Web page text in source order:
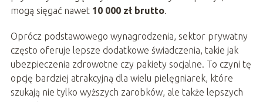
mogą sięgać nawet 10 000 zł brutto.
Oprócz podstawowego wynagrodzenia, sektor prywatny
często oferuje lepsze dodatkowe świadczenia, takie jak
ubezpieczenia zdrowotne czy pakiety socjalne. To czyni tę
opcję bardziej atrakcyjną dla wielu pielęgniarek, które
szukają nie tylko wyższych zarobków, ale także lepszych